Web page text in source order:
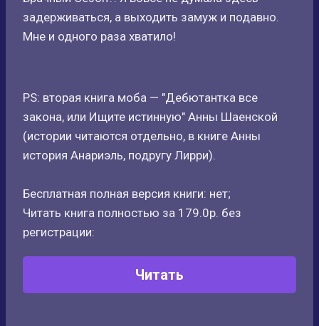
задерживаться, а выходить замуж и подавно.
Мне и одного раза хватило!
PS: вторая книга моба — "Дебютантка все
закона, или Ищите истинную" Анны Шаенской
(истории читаются отдельно, в книге Анны
история Анариэль, подругу Лирри).
Бесплатная полная версия книги: нет;
Читать книга полностью за 179.0р. без
регистрации:
Читать